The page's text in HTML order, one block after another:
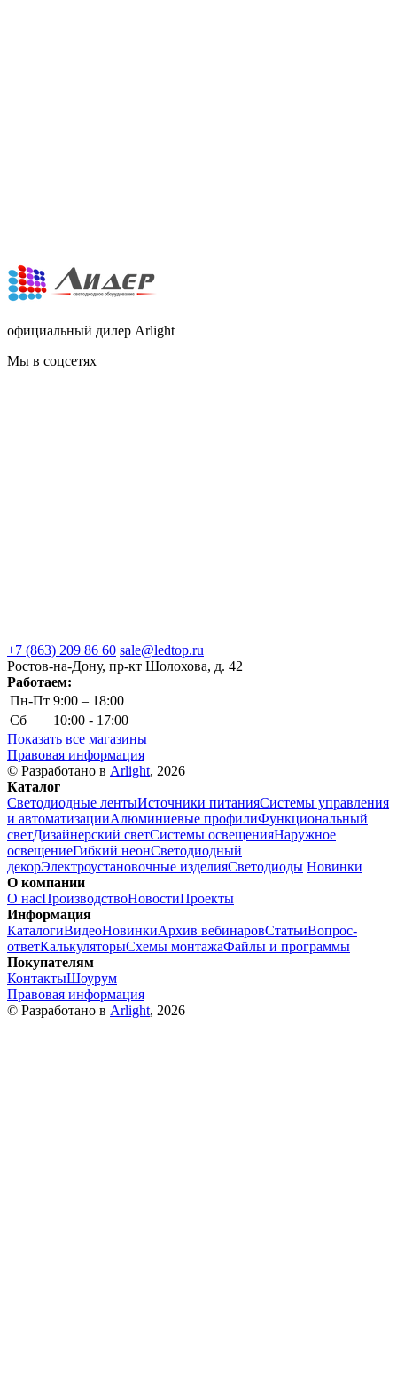
официальный дилер Arlight
Мы в соцсетях
+7 (863) 209 86 60 sale@ledtop.ru
Ростов-на-Дону, пр-кт Шолохова, д. 42
Работаем:
Пн-Пт 9:00 – 18:00
Сб
10:00 - 17:00
Показать все магазины
Правовая информация
© Разработано в Arlight, 2026
Каталог
Светодиодные лентыИсточники питанияСистемы управления
и автоматизацииАлюминиевые профилиФункциональный
светДизайнерский светСистемы освещенияНаружное
освещениеГибкий неонСветодиодный
декорЭлектроустановочные изделияСветодиоды Новинки
О компании
О насПроизводствоНовостиПроекты
Информация
КаталогиВидеоНовинкиАрхив вебинаровСтатьиВопрос-
ответКалькуляторыСхемы монтажаФайлы и программы
Покупателям
КонтактыШоурум
Правовая информация
© Разработано в Arlight, 2026